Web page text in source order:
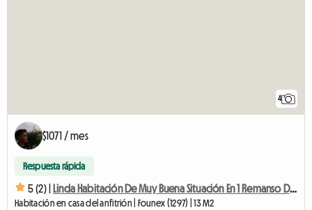
4
$1071 / mes
Respuesta rápida
5 (2) | Linda Habitación De Muy Buena Situación En 1 Remanso De Paz
Habitación en casa del anfitrión | Founex (1297) | 13 M2